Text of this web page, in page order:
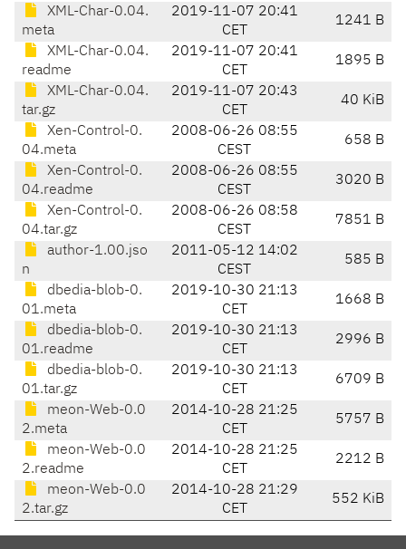
XML-Char-0.04.
meta
2019-11-07 20:41
CET
1241 B
XML-Char-0.04.
readme
2019-11-07 20:41
CET
1895 B
XML-Char-0.04.
tar.gz
2019-11-07 20:43
CET
40 KiB
Xen-Control-0.
04.meta
2008-06-26 08:55
CEST
658 B
Xen-Control-0.
04.readme
2008-06-26 08:55
CEST
3020 B
Xen-Control-0.
04.tar.gz
2008-06-26 08:58
CEST
7851 B
author-1.00.jso
n
2011-05-12 14:02
CEST
585 B
dbedia-blob-0.
01.meta
2019-10-30 21:13
CET
1668 B
dbedia-blob-0.
01.readme
2019-10-30 21:13
CET
2996 B
dbedia-blob-0.
01.tar.gz
2019-10-30 21:13
CET
6709 B
meon-Web-0.0
2.meta
2014-10-28 21:25
CET
5757 B
meon-Web-0.0
2.readme
2014-10-28 21:25
CET
2212 B
meon-Web-0.0
2.tar.gz
2014-10-28 21:29
CET
552 KiB